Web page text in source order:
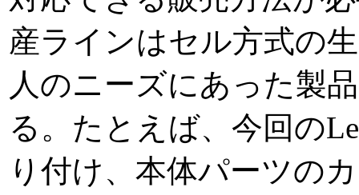
産ラインはセル方式の
人のニーズにあった製
る。たとえば、今回の
り付け、本体パーツの